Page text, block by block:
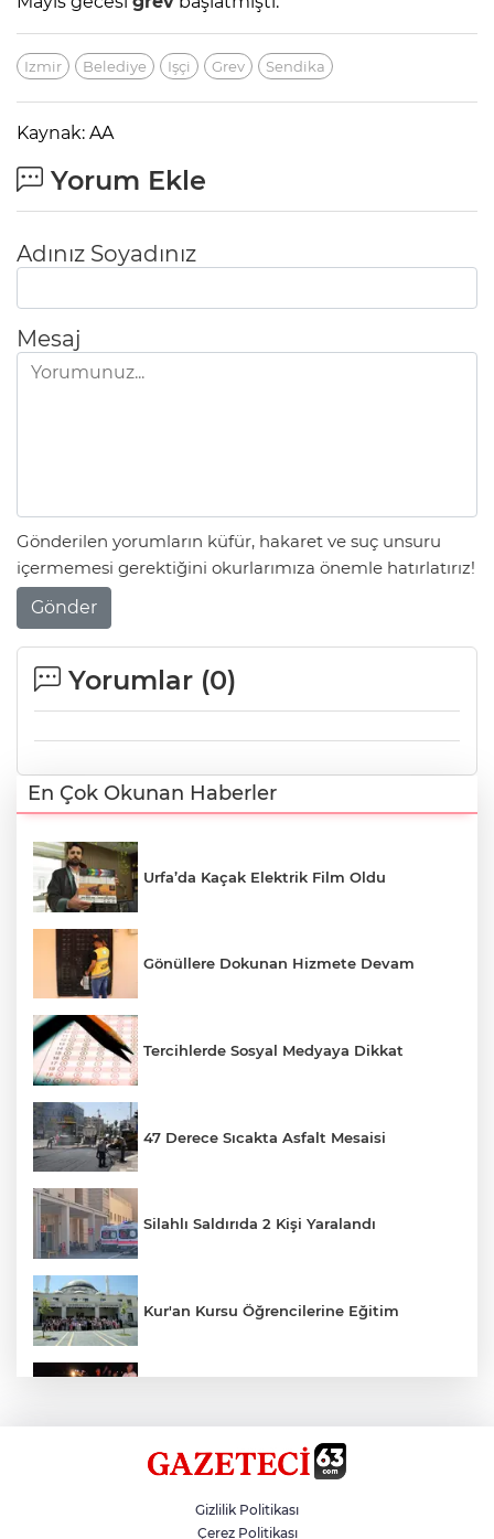
Izmir Belediye Işçi Grev Sendika
Kaynak: AA
Yorum Ekle
Adınız Soyadınız
Mesaj
Gönderilen yorumların küfür, hakaret ve suç unsuru
içermemesi gerektiğini okurlarımıza önemle hatırlatırız!
Gönder
Yorumlar (0)
En Çok Okunan Haberler
Urfa’da Kaçak Elektrik Film Oldu
Gönüllere Dokunan Hizmete Devam
Tercihlerde Sosyal Medyaya Dikkat
47 Derece Sıcakta Asfalt Mesaisi
Silahlı Saldırıda 2 Kişi Yaralandı
Kur'an Kursu Öğrencilerine Eğitim
Siverek’te Mahmut Gülel Dönemi
Gizlilik Politikası
Çerez Politikası